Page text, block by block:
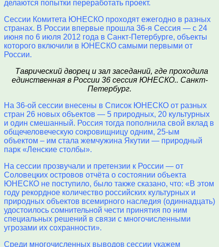
делаются попытки переработать проект.
Сессии Комитета ЮНЕСКО проходят ежегодно в разных
странах. В России впервые прошла 36-я Сессия — с 24
июня по 6 июля 2012 года в Санкт-Петербурге, объекты
которого включили в ЮНЕСКО самыми первыми от
России.
Таврический дворец и зал заседаний, где проходила
единственная в России 36 сессия ЮНЕСКО.. Санкт-
Петербург.
На 36-ой сессии внесены в Список ЮНЕСКО от разных
стран 26 новых объектов — 5 природных, 20 культурных
и один смешанный. Россия тогда пополнила свой вклад в
общечеловеческую сокровищницу одним, 25-ым
объектом – им стала жемчужина Якутии — природный
парк «Ленские столбы».
На сессии прозвучали и претензии к России — от
Соловецких островов отчёта о состоянии объекта
ЮНЕСКО не поступило, было также сказано, что: «В этом
году рекордное количество российских культурных и
природных объектов всемирного наследия (одиннадцать)
удостоилось сомнительной чести принятия по ним
специальных решений в связи с многочисленными
угрозами их сохранности».
Среди многочисленных выводов сессии укажем